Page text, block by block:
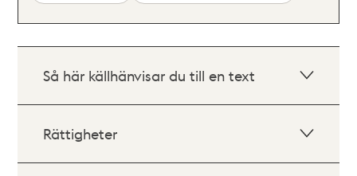
Så här källhänvisar du till en text
Rättigheter